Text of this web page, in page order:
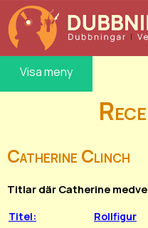
Visa meny
Catherine Clinch
Titlar där Catherine
Titel:
Rollfigur